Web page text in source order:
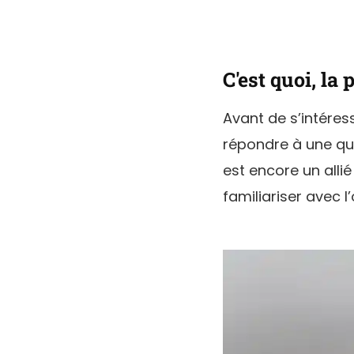
C'est quoi, la
Avant de
répondre à une
est encore un
familiariser avec